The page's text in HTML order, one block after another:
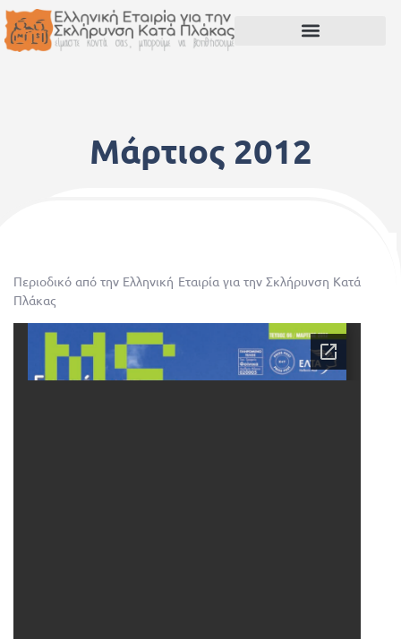
Μάρτιος 2012
Περιοδικό από την Ελληνική Εταιρία για την Σκλήρυνση Κατά
Πλάκας